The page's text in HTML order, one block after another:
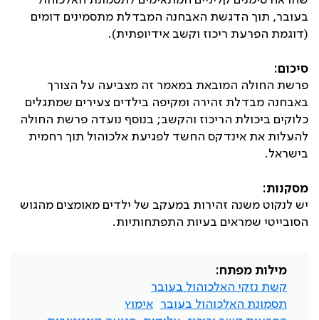
בעובר, תוך הדגשת האבחנה המבדלת מתסמינים דומים
(דוגמת הפרעת ריכוז וקשב אידיופתית).
סיכום:
פרשת החולה המובאת במאמר זה מצביעה על הצורך
באבחנה מבדלת זהירה ומקיפה בילדים צעירים שמתגלים
כלוקים ביכולת הריכוז והקשב; בנוסף נועדה פרשת החולה
להעלות את אינדקס החשד לפגיעת אלכוהול תוך רחמית
בישראל.
מסקנות:
יש לנקוט משנה זהירות במעקב של ילדים מאומצים מהגוש
הסובייטי שמראים בעיות התפתחותיות.
מילות מפתח:
קשת נזקי האלכוהול בעובר
תסמונת האלכוהול בעובר
אימוץ